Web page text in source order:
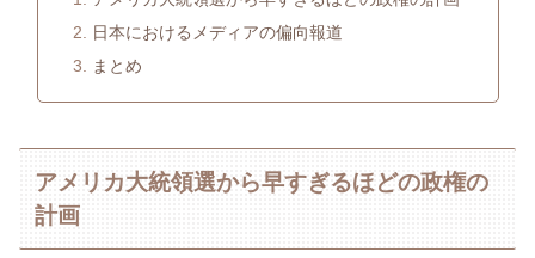
日本におけるメディアの偏向報道
まとめ
アメリカ大統領選から早すぎるほどの政権の
計画